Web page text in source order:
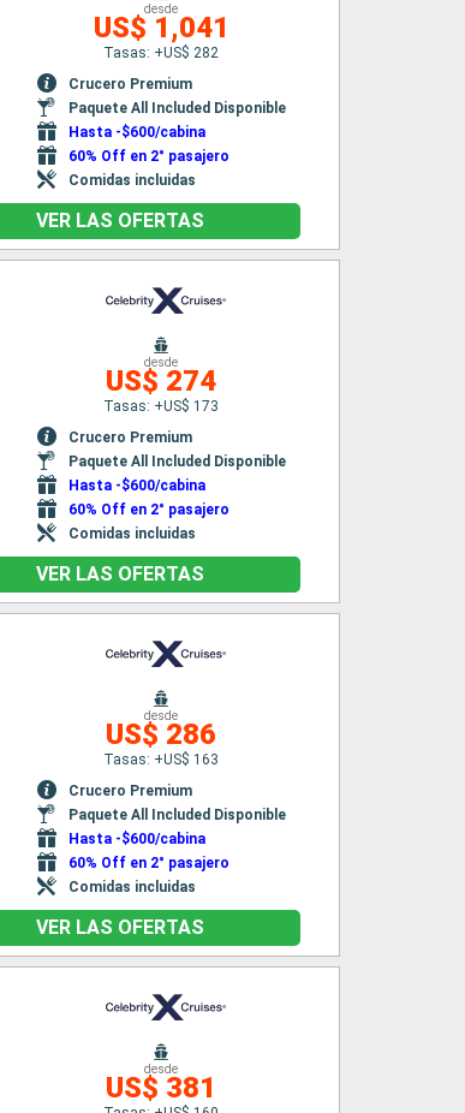
desde
US$ 1,041
Tasas: +US$ 282
Crucero Premium
Paquete All Included Disponible
Hasta -$600/cabina
60% Off en 2° pasajero
Comidas incluidas
VER LAS OFERTAS
desde
US$ 274
Tasas: +US$ 173
Crucero Premium
Paquete All Included Disponible
Hasta -$600/cabina
60% Off en 2° pasajero
Comidas incluidas
VER LAS OFERTAS
desde
US$ 286
Tasas: +US$ 163
Crucero Premium
Paquete All Included Disponible
Hasta -$600/cabina
60% Off en 2° pasajero
Comidas incluidas
VER LAS OFERTAS
desde
US$ 381